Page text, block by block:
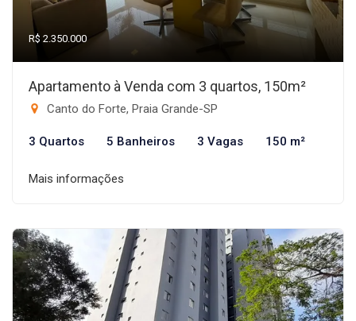
R$ 2.350.000
Apartamento à Venda com 3 quartos, 150m²
Canto do Forte, Praia Grande-SP
3 Quartos 5 Banheiros 3 Vagas 150 m²
Mais informações